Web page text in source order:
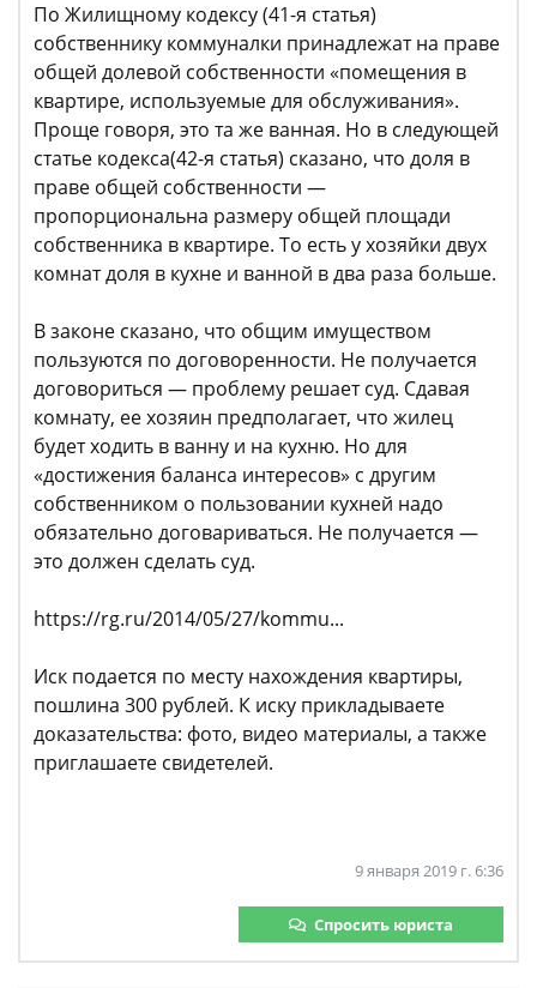
По Жилищному кодексу (41-я статья)
собственнику коммуналки принадлежат на праве
общей долевой собственности «помещения в
квартире, используемые для обслуживания».
Проще говоря, это та же ванная. Но в следующей
статье кодекса(42-я статья) сказано, что доля в
праве общей собственности —
пропорциональна размеру общей площади
собственника в квартире. То есть у хозяйки двух
комнат доля в кухне и ванной в два раза больше.
В законе сказано, что общим имуществом
пользуются по договоренности. Не получается
договориться — проблему решает суд. Сдавая
комнату, ее хозяин предполагает, что жилец
будет ходить в ванну и на кухню. Но для
«достижения баланса интересов» с другим
собственником о пользовании кухней надо
обязательно договариваться. Не получается —
это должен сделать суд.
https://rg.ru/2014/05/27/kommu...
Иск подается по месту нахождения квартиры,
пошлина 300 рублей. К иску прикладываете
доказательства: фото, видео материалы, а также
приглашаете свидетелей.
9 января 2019 г. 6:36
Спросить юриста